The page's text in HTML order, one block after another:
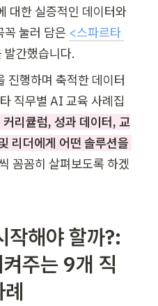
대한 실증적인 데이터와
눌러 담은 <스파르타
발간했습니다.
진행하며 축적한 데이터
직무별 AI 교육 사례집
리큘럼, 성과 데이터, 교
리더에게 어떤 솔루션을
꼼꼼히 살펴보도록 하겠
작해야 할까?:
주는 9개 직